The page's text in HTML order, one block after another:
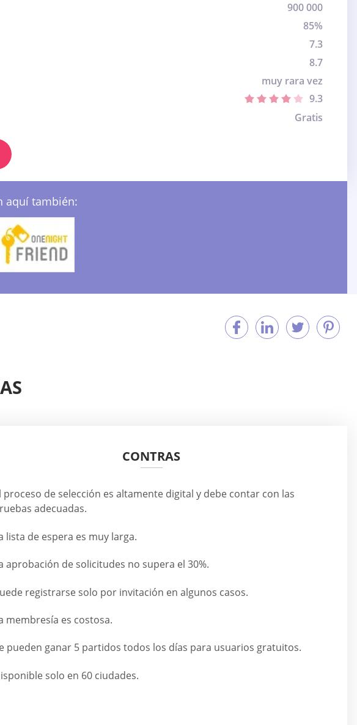
900 000
85%
7.3
8.7
muy rara vez
9.3
Gratis
aquí también:
CONTRAS
proceso de selección es altamente digital y debe contar con las
adecuadas.
lista de espera es muy larga.
aprobación de solicitudes no supera el 30%.
registrarse solo por invitación en algunos casos.
membresía es costosa.
pueden ganar 5 partidos todos los días para usuarios gratuitos.
solo en 60 ciudades.